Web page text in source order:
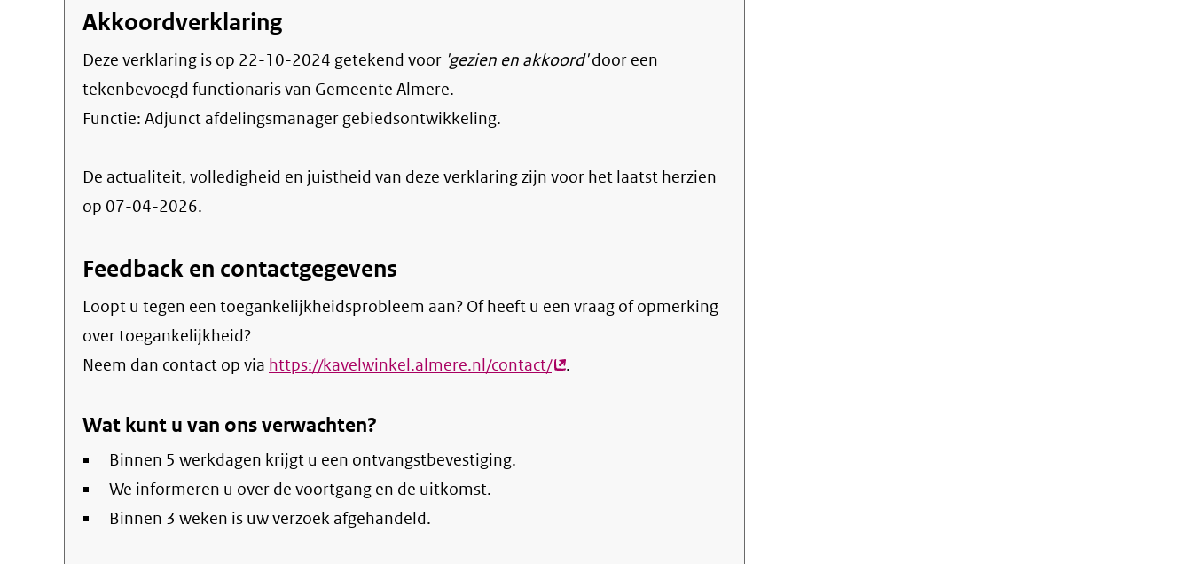
Akkoordverklaring
Deze verklaring is op 22-10-2024 getekend voor 'gezien en akkoord'door een
tekenbevoegd functionaris van Gemeente Almere.
Functie: Adjunct afdelingsmanager gebiedsontwikkeling.
De actualiteit, volledigheid en juistheid van deze verklaring zijn voor het laatst herzien
op 07-04-2026.
Feedback en contactgegevens
Loopt u tegen een toegankelijkheidsprobleem aan? Of heeft u een vraag of opmerking
over toegankelijkheid?
Neem dan contact op via https://kavelwinkel.almere.nl/contact/(externe
.
Wat kunt u van ons verwachten?
Binnen 5 werkdagen krijgt u een ontvangstbevestiging.
We informeren u over de voortgang en de uitkomst.
Binnen 3 weken is uw verzoek afgehandeld.